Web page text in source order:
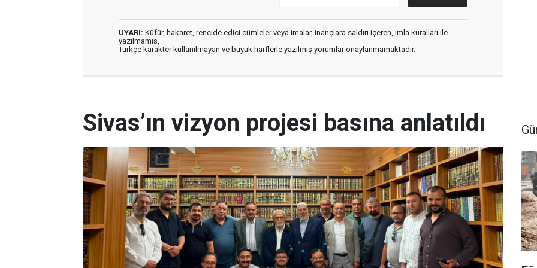
UYARI: Küfür, hakaret, rencide edici cümleler veya imalar, inançlara saldırı içeren, imla kuralları ile
yazılmamış,
Türkçe karakter kullanılmayan ve büyük harflerle yazılmış yorumlar onaylanmamaktadır.
Sivas’ın vizyon projesi basına anlatıldı